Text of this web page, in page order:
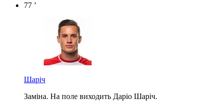
77 ’
Шаріч
Заміна. На поле виходить Даріо Шаріч.